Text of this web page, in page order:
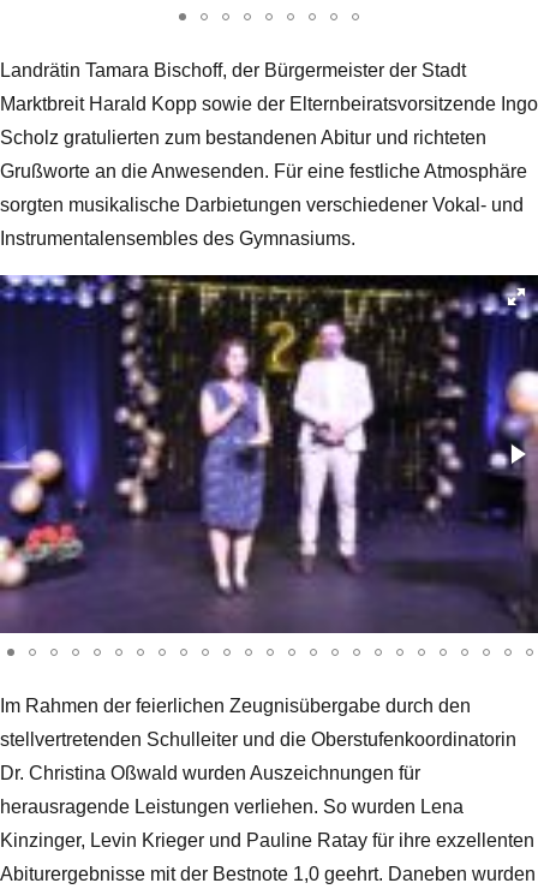
Landrätin Tamara Bischoff, der Bürgermeister der Stadt
Marktbreit Harald Kopp sowie der Elternbeiratsvorsitzende Ingo
Scholz gratulierten zum bestandenen Abitur und richteten
Grußworte an die Anwesenden. Für eine festliche Atmosphäre
sorgten musikalische Darbietungen verschiedener Vokal- und
Instrumentalensembles des Gymnasiums.
Im Rahmen der feierlichen Zeugnisübergabe durch den
stellvertretenden Schulleiter und die Oberstufenkoordinatorin
Dr. Christina Oßwald wurden Auszeichnungen für
herausragende Leistungen verliehen. So wurden Lena
Kinzinger, Levin Krieger und Pauline Ratay für ihre exzellenten
Abiturergebnisse mit der Bestnote 1,0 geehrt. Daneben wurden